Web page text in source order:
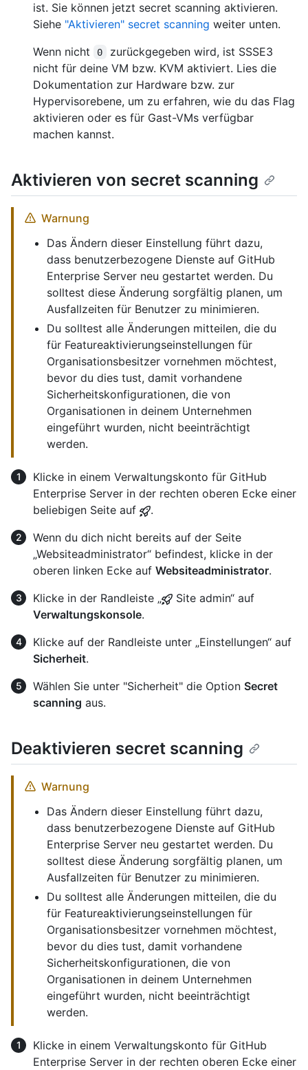
ist. Sie können jetzt secret scanning aktivieren.
Siehe "Aktivieren" secret scanning weiter unten.
Wenn nicht
0
zurückgegeben wird, ist SSSE3
nicht für deine VM bzw. KVM aktiviert. Lies die
Dokumentation zur Hardware bzw. zur
Hypervisorebene, um zu erfahren, wie du das Flag
aktivieren oder es für Gast-VMs verfügbar
machen kannst.
Aktivieren von secret scanning
Warnung
Das Ändern dieser Einstellung führt dazu,
dass benutzerbezogene Dienste auf GitHub
Enterprise Server neu gestartet werden. Du
solltest diese Änderung sorgfältig planen, um
Ausfallzeiten für Benutzer zu minimieren.
Du solltest alle Änderungen mitteilen, die du
für Featureaktivierungseinstellungen für
Organisationsbesitzer vornehmen möchtest,
bevor du dies tust, damit vorhandene
Sicherheitskonfigurationen, die von
Organisationen in deinem Unternehmen
eingeführt wurden, nicht beeinträchtigt
werden.
Klicke in einem Verwaltungskonto für GitHub
Enterprise Server in der rechten oberen Ecke einer
beliebigen Seite auf
.
Wenn du dich nicht bereits auf der Seite
„Websiteadministrator“ befindest, klicke in der
oberen linken Ecke auf Websiteadministrator.
Klicke in der Randleiste „
Site admin“ auf
Verwaltungskonsole.
Klicke auf der Randleiste unter „Einstellungen“ auf
Sicherheit.
Wählen Sie unter "Sicherheit" die Option Secret
scanning aus.
Deaktivieren secret scanning
Warnung
Das Ändern dieser Einstellung führt dazu,
dass benutzerbezogene Dienste auf GitHub
Enterprise Server neu gestartet werden. Du
solltest diese Änderung sorgfältig planen, um
Ausfallzeiten für Benutzer zu minimieren.
Du solltest alle Änderungen mitteilen, die du
für Featureaktivierungseinstellungen für
Organisationsbesitzer vornehmen möchtest,
bevor du dies tust, damit vorhandene
Sicherheitskonfigurationen, die von
Organisationen in deinem Unternehmen
eingeführt wurden, nicht beeinträchtigt
werden.
Klicke in einem Verwaltungskonto für GitHub
Enterprise Server in der rechten oberen Ecke einer